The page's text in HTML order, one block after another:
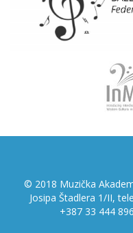
© 2018 Muzička
Josipa Štadlera 1/II,
+387 33 444